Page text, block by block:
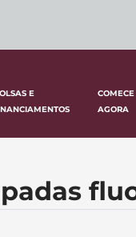
E
COMECE
AGORA